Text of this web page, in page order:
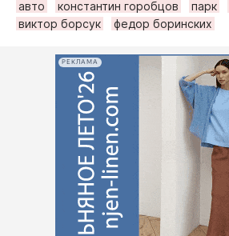
авто константин горобцов парк
виктор борсук
федор боринских
РЕКЛАМА